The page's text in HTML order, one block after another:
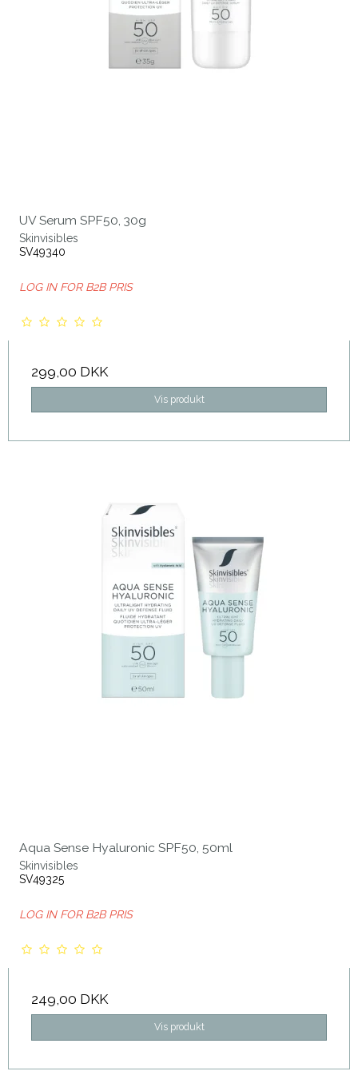
UV Serum SPF50, 30g
Skinvisibles
SV49340
LOG IN FOR B2B PRIS
299,00 DKK
Vis produkt
Aqua Sense Hyaluronic SPF50, 50ml
Skinvisibles
SV49325
LOG IN FOR B2B PRIS
249,00 DKK
Vis produkt